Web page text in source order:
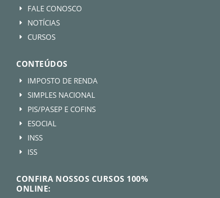
E FALE CONOSCO
E NOTÍCIAS
E CURSOS
CONTEÚDOS
E IMPOSTO DE RENDA
E SIMPLES NACIONAL
E PIS/PASEP E COFINS
E ESOCIAL
E INSS
E ISS
CONFIRA NOSSOS CURSOS 100%
ONLINE: